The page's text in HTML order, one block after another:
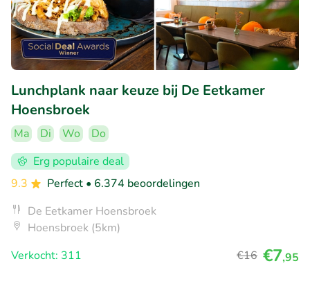
Lunchplank naar keuze bij De Eetkamer
Hoensbroek
Ma Di Wo
Do
Erg populaire deal
9.3
Perfect • 6.374 beoordelingen
De Eetkamer Hoensbroek
Hoensbroek (5km)
Verkocht: 311
€16 €7,95